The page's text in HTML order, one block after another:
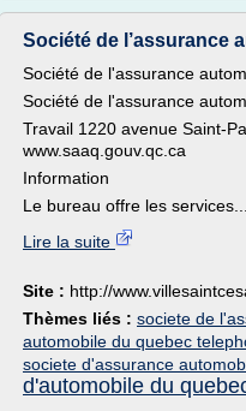
Société de l’assurance
Société de l'assurance
Société de l'assurance
Travail 1220 avenue Saint-
www.saaq.gouv.qc.ca
Information
Le bureau offre les services...
Lire la suite
Site : http://
Thèmes liés : societe de
automobile du quebec
societe d'assurance
d'automobile du